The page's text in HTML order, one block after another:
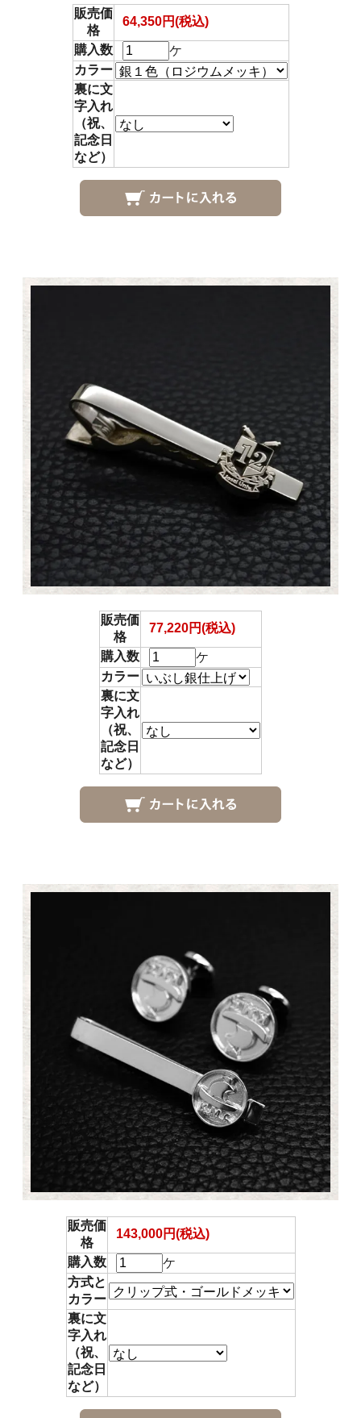
販売価
格
64,350円(税込)
購入数
ケ
カラー
裏に文
字入れ
（祝、
記念日
など）
販売価
格
77,220円(税込)
購入数
ケ
カラー
裏に文
字入れ
（祝、
記念日
など）
販売価
格
143,000円(税込)
購入数
ケ
方式と
カラー
裏に文
字入れ
（祝、
記念日
など）